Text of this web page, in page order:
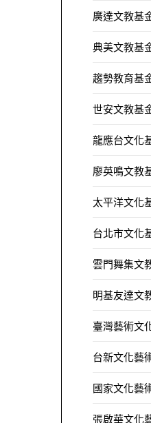
廣達文教基
典美文教基
趨勢教育基
世安文教基
龍應台文化
廖英鳴文教
太平洋文化
台北市文化
雲門舞集文
明基友達文
臺灣藝術文
台新文化藝
國家文化藝
張啟華文化